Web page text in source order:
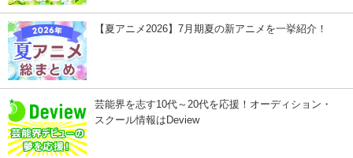
【夏アニメ2026】7月期夏の新アニメを一挙紹介！
芸能界を志す10代～20代を応援！オーディション・
スクール情報はDeview